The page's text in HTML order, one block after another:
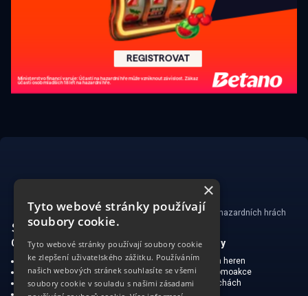
Ministerstvo financí varuje: Účastí na hazardních hrách
může vzniknout závislost!
CasinoSearch
O nás
Zodpovědné hraní
Ochrana soukromí
Omezená zodpovědnost
Kasina a herny
Mapa kasin a heren
Bonusy a promoakce
O hraní v Čechách
×
Tyto webové stránky používají
soubory cookie.
Tyto webové stránky používají soubory cookie
ke zlepšení uživatelského zážitku. Používáním
našich webových stránek souhlasíte se všemi
soubory cookie v souladu s našimi zásadami